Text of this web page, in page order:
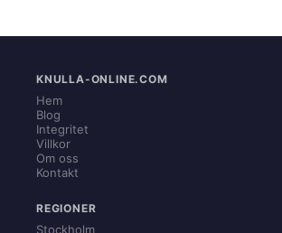
KNULLA-ONLINE.COM
Hem
Blog
Integritet
Villkor
Om oss
Kontakt
REGIONER
Stockholm